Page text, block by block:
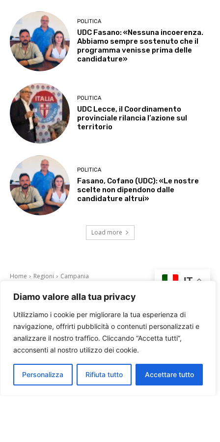
Diamo valore alla tua privacy
Utilizziamo i cookie per migliorare la tua esperienza di
navigazione, offrirti pubblicità o contenuti personalizzati e
analizzare il nostro traffico. Cliccando “Accetta tutti”,
acconsenti al nostro utilizzo dei cookie.
Personalizza Rifiuta tutto Accettare tutto
POLITICA
UDC Fasano: «Nessuna incoerenza.
Abbiamo sempre sostenuto che il
programma venisse prima delle
candidature»
POLITICA
UDC Lecce, il Coordinamento
provinciale rilancia l’azione sul
territorio
POLITICA
Fasano, Cofano (UDC): «Le nostre
scelte non dipendono dalle
candidature altrui»
Load more